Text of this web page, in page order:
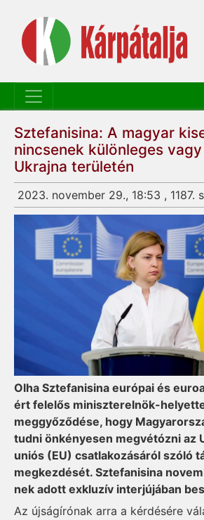
Sztefanisina: A magyar
nincsenek különleges
Ukrajna területén
2023. november 29., 18:53 , 1187.
Olha Sztefanisina európai és
ért felelős miniszterelnök-
meggyőződése, hogy
tudni önkényesen megvétózni az
uniós (EU) csatlakozásáról szóló
megkezdését. Sztefanisina
nek adott exkluzív interjújában
Az újságírónak arra a kérdésére